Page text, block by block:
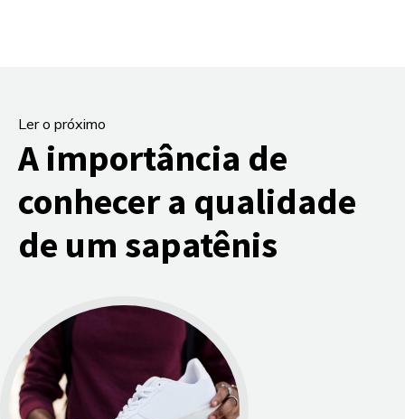
Ler o próximo
A importância de
conhecer a qualidade
de um sapatênis